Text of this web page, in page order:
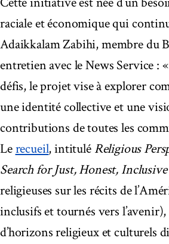
raciale et économique qui
Adaikkalam Zabihi, membre du
entretien avec le News Service :
défis, le projet vise à explorer
une identité collective et une
contributions de toutes les
Lerecueil, intitulé Religious
Search for Just, Honest,
religieuses sur les récits de
inclusifs et tournés vers l’avenir),
d’horizons religieux et culturels